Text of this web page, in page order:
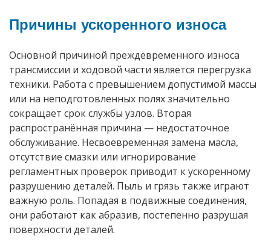
Причины ускоренного износа
Основной причиной преждевременного износа
трансмиссии и ходовой части является перегрузка
техники. Работа с превышением допустимой массы
или на неподготовленных полях значительно
сокращает срок службы узлов. Вторая
распространённая причина — недостаточное
обслуживание. Несвоевременная замена масла,
отсутствие смазки или игнорирование
регламентных проверок приводит к ускоренному
разрушению деталей. Пыль и грязь также играют
важную роль. Попадая в подвижные соединения,
они работают как абразив, постепенно разрушая
поверхности деталей.